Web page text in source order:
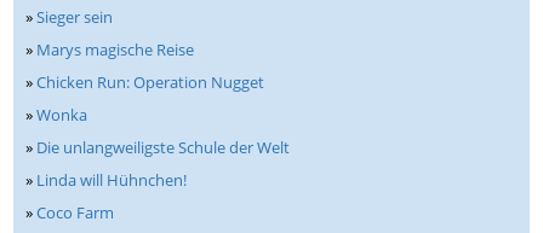
»Sieger sein
» Marys magische Reise
»Chicken Run: Operation Nugget
»Wonka
» Die unlangweiligste Schule der Welt
» Linda will Hühnchen!
»Coco Farm